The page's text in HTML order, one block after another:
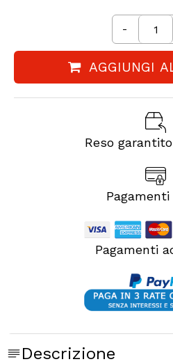
-
AGGIUNGI
Reso
Pagamenti
Descrizione